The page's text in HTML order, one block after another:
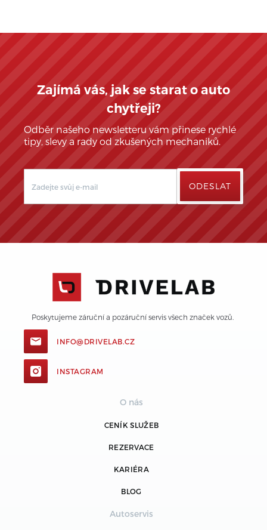
Zajímá vás, jak se starat o auto
chytřeji?
Odběr našeho newsletteru vám přinese rychlé
tipy, slevy a rady od zkušených mechaniků.
Poskytujeme záruční a pozáruční servis všech značek vozů.
INFO@DRIVELAB.CZ
INSTAGRAM
O nás
CENÍK SLUŽEB
REZERVACE
KARIÉRA
BLOG
Autoservis